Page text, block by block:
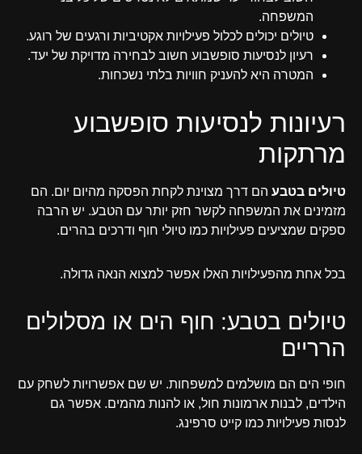
המשפחה.
טיולים יכולים לכלול פעילויות אקטיביות ורגעים של רוגע.
רעיון לנסיעות סופשבוע חשוב לבחירה מדויקת של יעד.
המטרה היא להעניק חוויות בלתי נשכחות.
רעיונות לנסיעות סופשבוע
מרתקות
טיולים בטבע הם דרך מצוינת לקחת הפסקה מהיום יום. הם
מזמינים את המשפחה לקשר חזק יותר עם הטבע. יש הרבה
ספקים שמציעים פעילויות כמו טיולי חוף ודרכים בהרים.
בכל אחת מהפעילויות האלו אפשר למצוא הנאה גדולה.
טיולים בטבע: חוף הים או מסלולים
הרריים
חופי הים הם מושלמים למשפחות. יש שם אפשרויות לשחק עם
הילדים, לבנות ארמונות חול, או להנות מהמים. אפשר גם
לנסות פעילויות כמו קייט סרפינג.